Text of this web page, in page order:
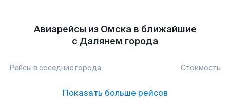
Авиарейсы из Омска в ближайшие
с Далянем города
Рейсы в соседние города Стоимость
Показать больше рейсов